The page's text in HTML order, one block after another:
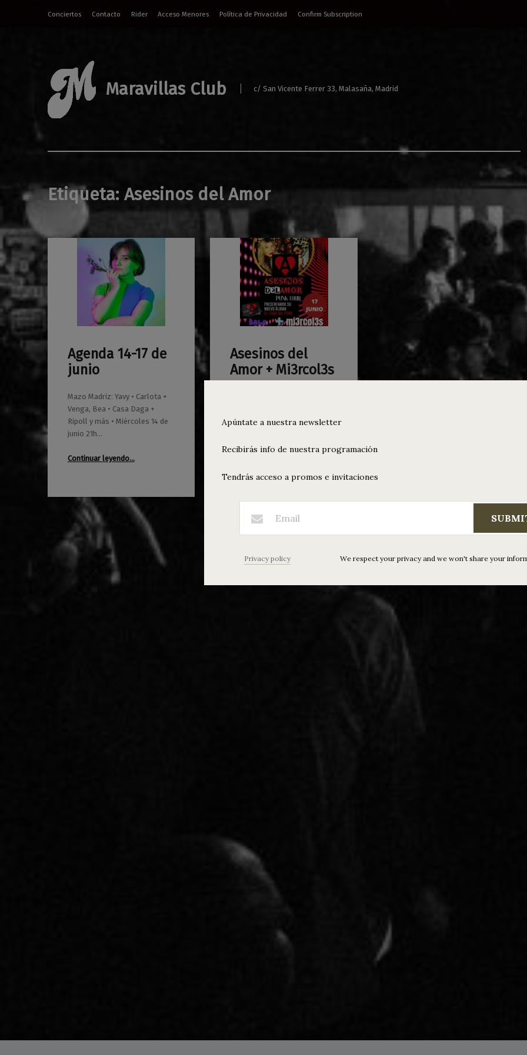
Conciertos Contacto Rider Acceso Menores Política de Privacidad Confirm Subscription
Maravillas Club c/ San Vicente Ferrer 33, Malasaña, Madrid
Etiqueta: Asesinos del Amor
Agenda 14-17 de
junio
Mazo Madriz: Yavy • Carlota +
Venga, Bea • Casa Daga +
Ripoll y más • Miércoles 14 de
junio 21h…
Continuar leyendo…
08/06/2023
0
Maravillas
Asesinos del
Amor + Mi3rcol3s
MI3RCOL3S • Anticipada 10€
cerveza-refresco) La entrada
Continuar leyendo“Asesinos del Amor + Mi3rcol3s”
…
22/05/2023
0
Maravillas
Apúntate a nuestra newsletter
Recibirás info de nuestra programación
Tendrás acceso a promos e invitaciones
Privacy policy We respect your privacy and we won't share your